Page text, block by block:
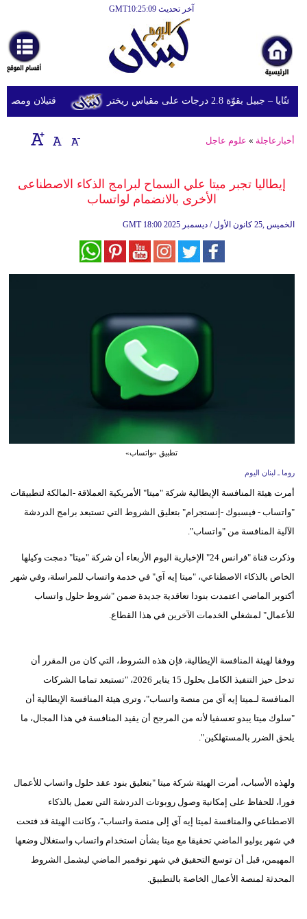
آخر تحديث GMT10:25:09
أخبارعاجلة
رياضة
ثقافة
إقتصاد
وموسيقى
أزياء
إسلامية
وتكنولوجيا
سيارات
قتيلان ومصابون جراء 14 غارة إسرائيلية على 2.8 درجات على مقياس ريختر
أخبارعاجلة » علوم عاجل
إيطاليا تجبر ميتا علي السماح لبرامج الذكاء الاصطناعى
الأخرى بالانضمام لواتساب
GMT 18:00 2025 الخميس ,25 كانون الأول / ديسمبر
تطبيق «واتساب»
روما ـ لبنان اليوم
أمرت هيئة المنافسة الإيطالية شركة "ميتا" الأمريكية العملاقة -المالكة لتطبيقات
"واتساب - فيسبوك -إنستجرام" بتعليق الشروط التي تستبعد برامج الدردشة
الآلية المنافسة من "واتساب".
وذكرت قناة "فرانس 24" الإخبارية اليوم الأربعاء أن شركة "ميتا" دمجت وكيلها
الخاص بالذكاء الاصطناعي، "ميتا إيه آي" في خدمة واتساب للمراسلة، وفي شهر
أكتوبر الماضي اعتمدت بنودا تعاقدية جديدة ضمن "شروط حلول واتساب
للأعمال" لمشغلي الخدمات الآخرين في هذا القطاع.
ووفقا لهيئة المنافسة الإيطالية، فإن هذه الشروط، التي كان من المقرر أن
تدخل حيز التنفيذ الكامل بحلول 15 يناير 2026، "تستبعد تماما الشركات
المنافسة لـميتا إيه آي من منصة واتساب"، وترى هيئة المنافسة الإيطالية أن
"سلوك ميتا يبدو تعسفيا لأنه من المرجح أن يقيد المنافسة في هذا المجال، ما
يلحق الضرر بالمستهلكين".
ولهذه الأسباب، أمرت الهيئة شركة ميتا "بتعليق بنود عقد حلول واتساب للأعمال
فورا، للحفاظ على إمكانية وصول روبوتات الدردشة التي تعمل بالذكاء
الاصطناعي والمنافسة لميتا إيه آي إلى منصة واتساب"، وكانت الهيئة قد فتحت
في شهر يوليو الماضي تحقيقا مع ميتا بشأن استخدام واتساب واستغلال وضعها
المهيمن، قبل أن توسع التحقيق في شهر نوفمبر الماضي ليشمل الشروط
المحدثة لمنصة الأعمال الخاصة بالتطبيق.